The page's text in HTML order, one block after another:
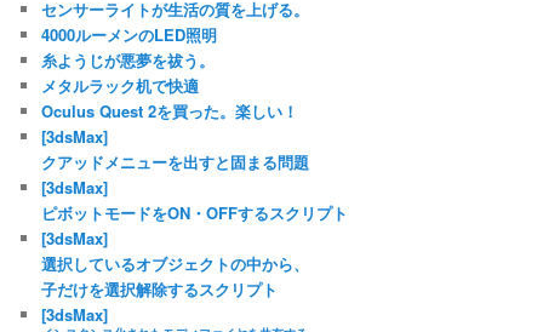
センサーライトが生活の質を上げる。
4000ルーメンのLED照明
糸ようじが悪夢を祓う。
メタルラック机で快適
Oculus Quest 2を買った。楽しい！
[3dsMax]
クアッドメニューを出すと固まる問題
[3dsMax]
ピボットモードをON・OFFするスクリプト
[3dsMax]
選択しているオブジェクトの中から、
子だけを選択解除するスクリプト
[3dsMax]